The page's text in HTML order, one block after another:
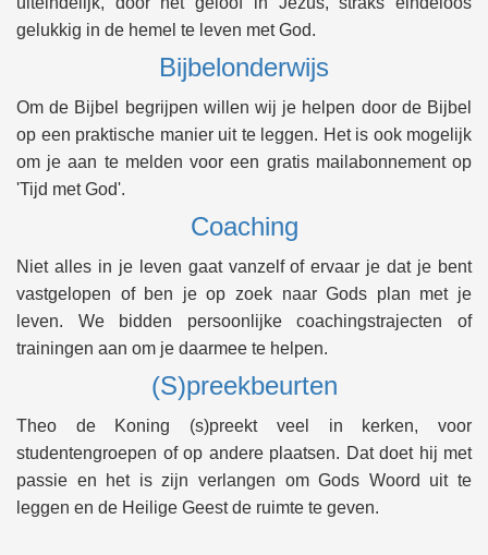
gelukkig in de hemel te leven met God.
Bijbelonderwijs
Om de Bijbel begrijpen willen wij je helpen door de Bijbel
op een praktische manier uit te leggen. Het is ook mogelijk
om je aan te melden voor een gratis mailabonnement op
'Tijd met God'.
Coaching
Niet alles in je leven gaat vanzelf of ervaar je dat je bent
vastgelopen of ben je op zoek naar Gods plan met je
leven. We bidden persoonlijke coachingstrajecten of
trainingen aan om je daarmee te helpen.
(S)preekbeurten
Theo de Koning (s)preekt veel in kerken, voor
studentengroepen of op andere plaatsen. Dat doet hij met
passie en het is zijn verlangen om Gods Woord uit te
leggen en de Heilige Geest de ruimte te geven.